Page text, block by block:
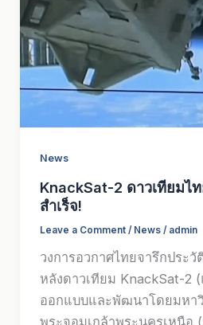
News
KnackSat-2 ดาวเทียมไ
สำเร็จ!
Leave a Comment / News/ admin
วงการอวกาศไทยจารึกประ
หลังดาวเทียม KnackSat-2
ออกแบบและพัฒนาโดยมหา